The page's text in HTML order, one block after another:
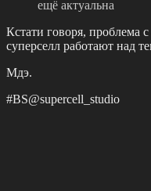
ещё актуальна
Кстати говоря, проблема
суперселл работают над
Мдэ.
#BS@supercell_studio